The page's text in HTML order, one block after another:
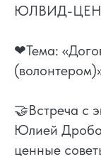
ЮЛВИД-
❤Тема:
🤝Встреча
Юлией
ценные